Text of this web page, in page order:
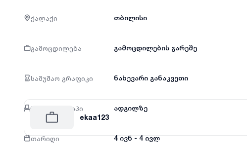
ქალაქი თბილისი
გამოცდილება გამოცდილების გარეშე
სამუშაო გრაფიკი ნახევარი განაკვეთი
მუშაობის ტიპი ადგილზე
თარიღი 4 ივნ - 4 ივლ
ekaa123